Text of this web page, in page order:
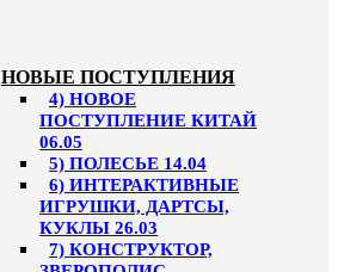
НОВЫЕ ПОСТУПЛЕНИЯ
4) НОВОЕ
ПОСТУПЛЕНИЕ КИТАЙ
06.05
5) ПОЛЕСЬЕ 14.04
6) ИНТЕРАКТИВНЫЕ
ИГРУШКИ, ДАРТСЫ,
КУКЛЫ 26.03
7) КОНСТРУКТОР,